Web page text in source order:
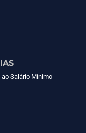
ao Salário Mínimo